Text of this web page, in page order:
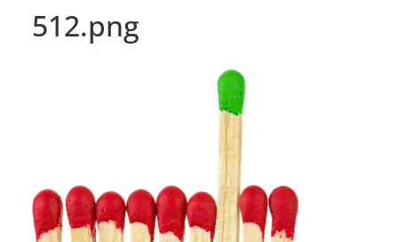
512.png